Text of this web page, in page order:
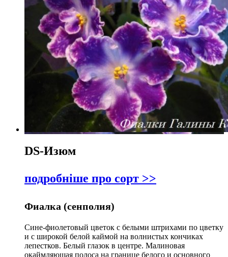
DS-Изюм
подробніше про сорт >>
Фиалка (сенполия)
Сине-фиолетовый цветок с белыми штрихами по цветку
и с широкой белой каймой на волнистых кончиках
лепестков. Белый глазок в центре. Малиновая
окаймляющая полоса на границе белого и основного